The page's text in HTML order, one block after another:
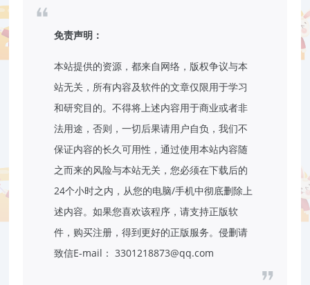
免责声明：
本站提供的资源，都来自网络，版权争议与本
站无关，所有内容及软件的文章仅限用于学习
和研究目的。不得将上述内容用于商业或者非
法用途，否则，一切后果请用户自负，我们不
保证内容的长久可用性，通过使用本站内容随
之而来的风险与本站无关，您必须在下载后的
24个小时之内，从您的电脑/手机中彻底删除上
述内容。如果您喜欢该程序，请支持正版软
件，购买注册，得到更好的正版服务。侵删请
致信E-mail： 3301218873@qq.com